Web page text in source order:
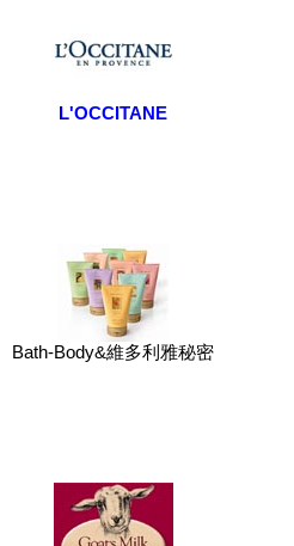
L'OCCITANE
Bath-Body&維多利雅秘密